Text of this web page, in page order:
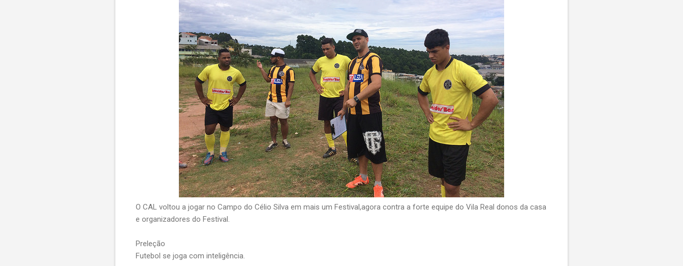
O CAL voltou a jogar no Campo do Célio Silva em mais um Festival,agora contra a forte equipe do Vila Real donos da casa
e organizadores do Festival.
Preleção
Futebol se joga com inteligência.